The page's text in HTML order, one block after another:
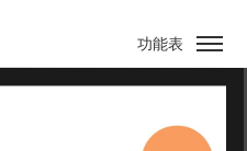
功能表